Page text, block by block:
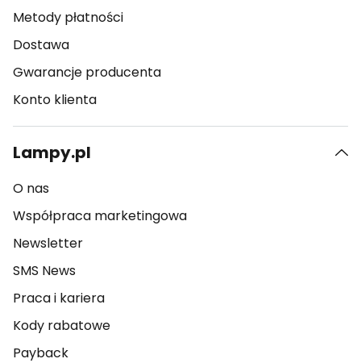
Metody płatności
Dostawa
Gwarancje producenta
Konto klienta
Lampy.pl
O nas
Współpraca marketingowa
Newsletter
SMS News
Praca i kariera
Kody rabatowe
Payback